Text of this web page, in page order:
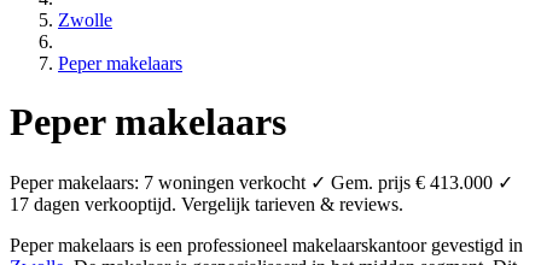
Zwolle
Peper makelaars
Peper makelaars
Peper makelaars: 7 woningen verkocht ✓ Gem. prijs € 413.000 ✓
17 dagen verkooptijd. Vergelijk tarieven & reviews.
Peper makelaars is een professioneel makelaarskantoor gevestigd in